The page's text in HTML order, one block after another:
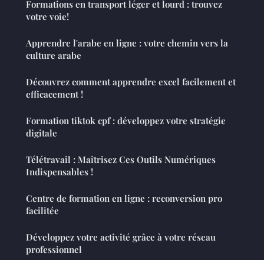
Formations en transport léger et lourd : trouvez
votre voie!
Apprendre l'arabe en ligne : votre chemin vers la
culture arabe
Découvrez comment apprendre excel facilement et
efficacement !
Formation tiktok cpf : développez votre stratégie
digitale
Télétravail : Maîtrisez Ces Outils Numériques
Indispensables !
Centre de formation en ligne : reconversion pro
facilitée
Développez votre activité grâce à votre réseau
professionnel